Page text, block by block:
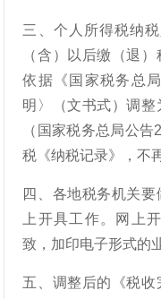
三、个人所得税纳
（含）以后缴（退
依据《国家税务总
明〉（文书式）调整
（国家税务总局公
税《纳税记录》，不
四、各地税务机关
上开具工作。网上
致，加印电子形式的
五、调整后的《税